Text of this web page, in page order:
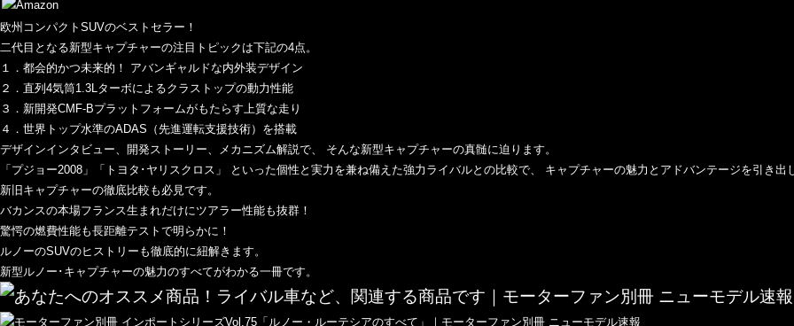
欧州コンパクトSUVのベストセラー！
二代目となる新型キャプチャーの注目トピックは下記の4点。
１．都会的かつ未来的！ アバンギャルドな内外装デザイン
２．直列4気筒1.3Lターボによるクラストップの動力性能
３．新開発CMF-Bプラットフォームがもたらす上質な走り
４．世界トップ水準のADAS（先進運転支援技術）を搭載
デザインインタビュー、開発ストーリー、メカニズム解説で、 そんな新型キャプチャーの真髄に迫ります。
「プジョー2008」「トヨタ･ヤリスクロス」 といった個性と実力を兼ね備えた強力ライバルとの比較で、 キャプチャーの魅力とアドバンテージを引き出
新旧キャプチャーの徹底比較も必見です。
バカンスの本場フランス生まれだけにツアラー性能も抜群！
驚愕の燃費性能も長距離テストで明らかに！
ルノーのSUVのヒストリーも徹底的に紐解きます。
新型ルノー･キャプチャーの魅力のすべてがわかる一冊です。